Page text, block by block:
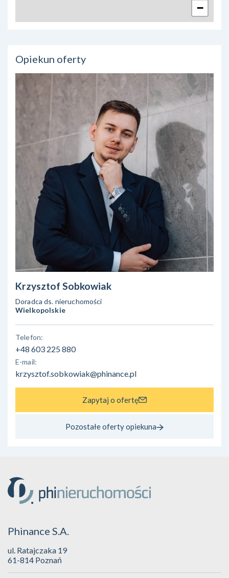
−
Opiekun oferty
Krzysztof Sobkowiak
Doradca ds. nieruchomości
Wielkopolskie
Telefon:
+48 603 225 880
E-mail:
krzysztof.sobkowiak@phinance.pl
Zapytaj o ofertę
Pozostałe oferty opiekuna
Phinance S.A.
ul. Ratajczaka 19
61-814 Poznań